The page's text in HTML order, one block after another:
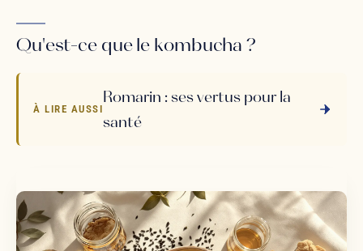
Qu'est-ce que le kombucha ?
À LIRE AUSSI
Romarin : ses vertus pour la
santé